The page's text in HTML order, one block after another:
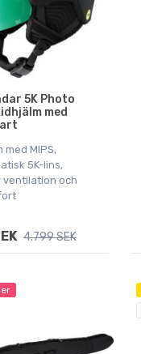
5K Photo
med
med MIPS,
5K-lins,
ventilation och
4.799 SEK